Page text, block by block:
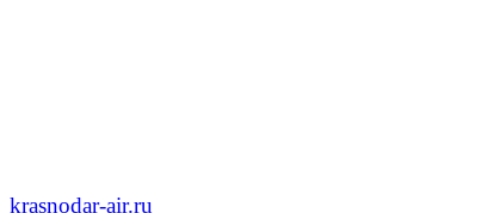
krasnodar-air.ru